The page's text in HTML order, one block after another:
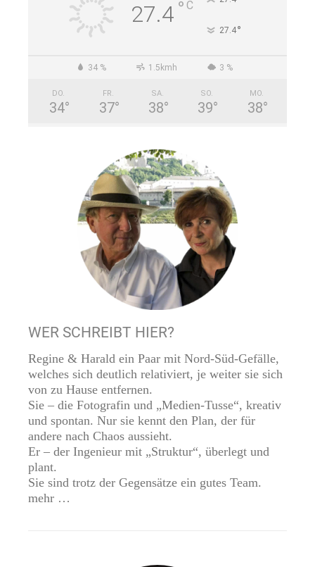
27.4 ° C
27.4°
34 % 1.5kmh 3 %
DO.
34°
FR.
37°
SA.
38°
SO.
39°
MO.
38°
WER SCHREIBT HIER?
Regine & Harald ein Paar mit Nord-Süd-Gefälle,
welches sich deutlich relativiert, je weiter sie sich
von zu Hause entfernen.
Sie – die Fotografin und „Medien-Tusse“, kreativ
und spontan. Nur sie kennt den Plan, der für
andere nach Chaos aussieht.
Er – der Ingenieur mit „Struktur“, überlegt und
plant.
Sie sind trotz der Gegensätze ein gutes Team.
mehr …